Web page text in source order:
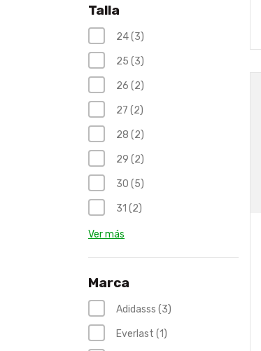
Talla
24 (3)
25 (3)
26 (2)
27 (2)
28 (2)
29 (2)
30 (5)
31 (2)
Ver más
Marca
Adidasss (3)
Everlast (1)